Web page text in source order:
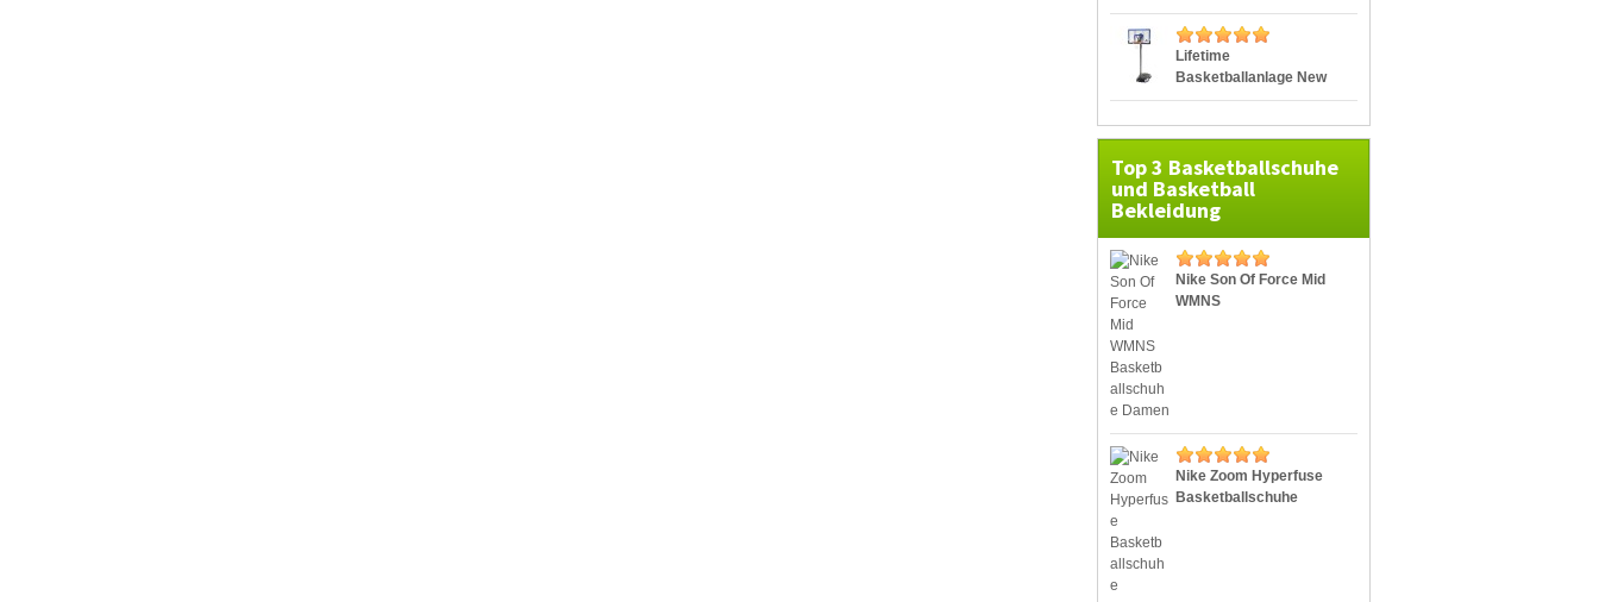
Silver Portable
Lifetime
Basketballanlage New
York Portable
Top 3 Basketballschuhe
und Basketball
Bekleidung
Nike Son Of Force Mid
WMNS
Nike Zoom Hyperfuse
Basketballschuhe